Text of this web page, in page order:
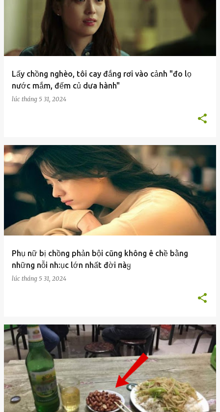
Lấy chồng nghèo, tôi cay đắng rơi vào cảnh "đo lọ
nước mắm, đếm củ dưa hành"
lúc tháng 5 31, 2024
Phụ nữ bị chồng phản bội cũng không ê chề bằng
những nỗi nh:ục lớn nhất đời пàყ
lúc tháng 5 31, 2024